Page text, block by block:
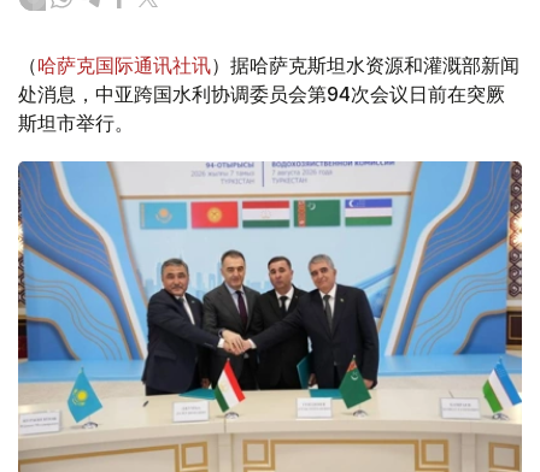
（哈萨克国际通讯社讯）据哈萨克斯坦水资源和灌溉部新闻
处消息，中亚跨国水利协调委员会第94次会议日前在突厥
斯坦市举行。